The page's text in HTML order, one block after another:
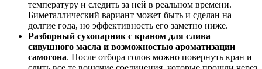
температуру и следить за ней в реальном времени.
Биметаллический вариант может быть и сделан на
долгие года, но эффективность его заметно ниже.
Разборный сухопарник с краном для слива
сивушного масла и возможностью ароматизации
самогона. После отбора голов можно повернуть кран и